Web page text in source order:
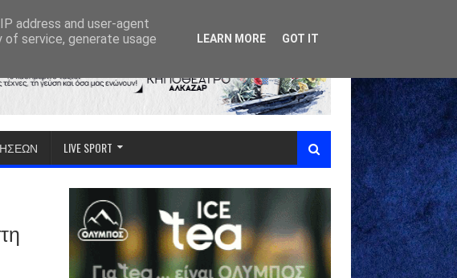
LIVE SPORT
address and user-agent
service, generate usage
LEARN MORE GOT IT